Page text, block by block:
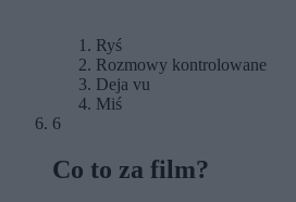
Ryś
Rozmowy kontrolowane
Deja vu
Miś
6
Co to za film?